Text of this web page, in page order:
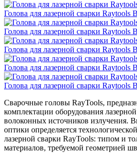
Голова для лазерной сварки Raytools
Голова для лазерной сварки Raytools
Голова для лазерной сварки Raytools
Голова для лазерной сварки Raytools
Голова для лазерной сварки Raytools
Сварочные головы RayTools,
комплектации оборудования
волоконных источников излучения.
оптики определяется
лазерной сварки RayTools: типом и
материалов, требуемой геометрией